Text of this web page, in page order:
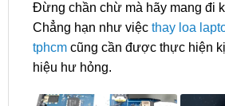
Đừng chần chừ mà hãy mang đi
Chẳng hạn như việc thay loa
tphcmcũng cần được thực hiện
hiệu hư hỏng.